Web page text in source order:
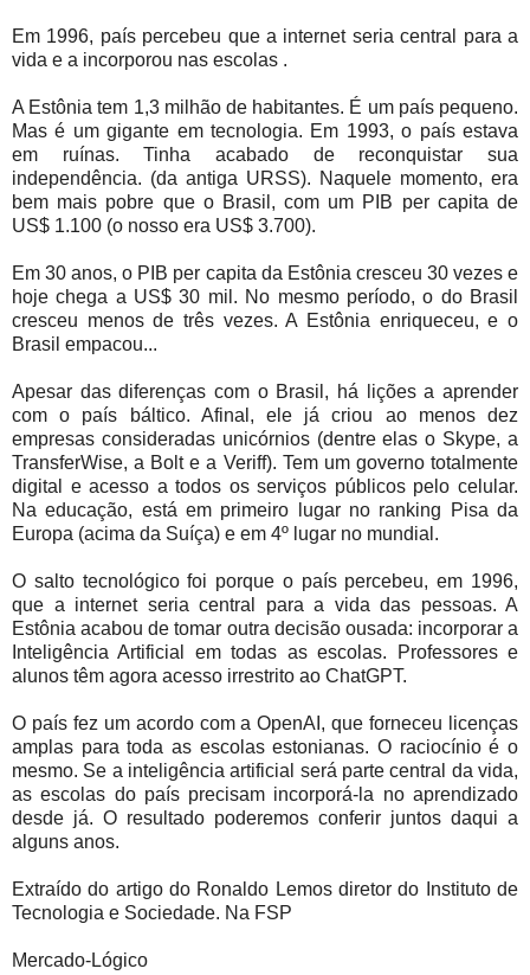
Em 1996, país percebeu que a internet seria central para a
vida e a incorporou nas escolas .
A Estônia tem 1,3 milhão de habitantes. É um país pequeno.
Mas é um gigante em tecnologia. Em 1993, o país estava
em ruínas. Tinha acabado de reconquistar sua
independência. (da antiga URSS). Naquele momento, era
bem mais pobre que o Brasil, com um PIB per capita de
US$ 1.100 (o nosso era US$ 3.700).
Em 30 anos, o PIB per capita da Estônia cresceu 30 vezes e
hoje chega a US$ 30 mil. No mesmo período, o do Brasil
cresceu menos de três vezes. A Estônia enriqueceu, e o
Brasil empacou...
Apesar das diferenças com o Brasil, há lições a aprender
com o país báltico. Afinal, ele já criou ao menos dez
empresas consideradas unicórnios (dentre elas o Skype, a
TransferWise, a Bolt e a Veriff). Tem um governo totalmente
digital e acesso a todos os serviços públicos pelo celular.
Na educação, está em primeiro lugar no ranking Pisa da
Europa (acima da Suíça) e em 4º lugar no mundial.
O salto tecnológico foi porque o país percebeu, em 1996,
que a internet seria central para a vida das pessoas. A
Estônia acabou de tomar outra decisão ousada: incorporar a
Inteligência Artificial em todas as escolas. Professores e
alunos têm agora acesso irrestrito ao ChatGPT.
O país fez um acordo com a OpenAI, que forneceu licenças
amplas para toda as escolas estonianas. O raciocínio é o
mesmo. Se a inteligência artificial será parte central da vida,
as escolas do país precisam incorporá-la no aprendizado
desde já. O resultado poderemos conferir juntos daqui a
alguns anos.
Extraído do artigo do Ronaldo Lemos diretor do Instituto de
Tecnologia e Sociedade. Na FSP
Mercado-Lógico